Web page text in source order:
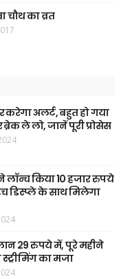
चौथ का व्रत
करेगा अलर्ट, बहुत हो गया
ले लो, जानें पूरी प्रोसेस
लॉन्च किया 10 हजार रुपये
डिस्प्ले के साथ मिलेगा
29 रुपये में, पूरे महीने
स्ट्रीमिंग का मजा